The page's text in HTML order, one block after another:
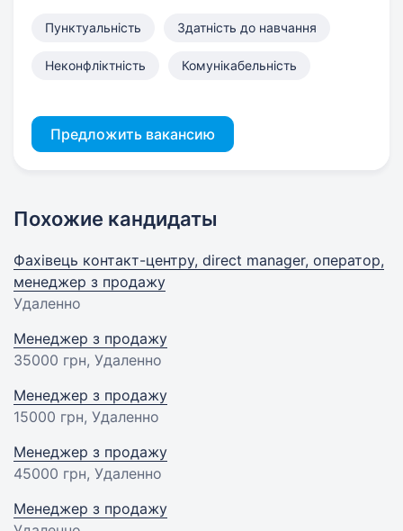
Пунктуальність Здатність до навчання
Неконфліктність Комунікабельність
Предложить вакансию
Похожие кандидаты
Фахівець контакт-центру, direct manager, оператор,
менеджер з продажу
Удаленно
Менеджер з продажу
35000 грн, Удаленно
Менеджер з продажу
15000 грн, Удаленно
Менеджер з продажу
45000 грн, Удаленно
Менеджер з продажу